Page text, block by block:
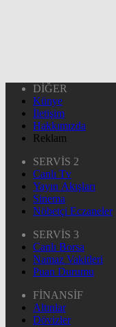
DİĞER
Künye
İletişim
Hakkımızda
Reklam
SERVİS 2
Canlı Tv
Yayın Akışları
Sinema
Nöbetçi Eczaneler
SERVİS 3
Canlı Borsa
Namaz Vakitleri
Puan Durumu
FİNANSİF
Altınlar
Dövizler